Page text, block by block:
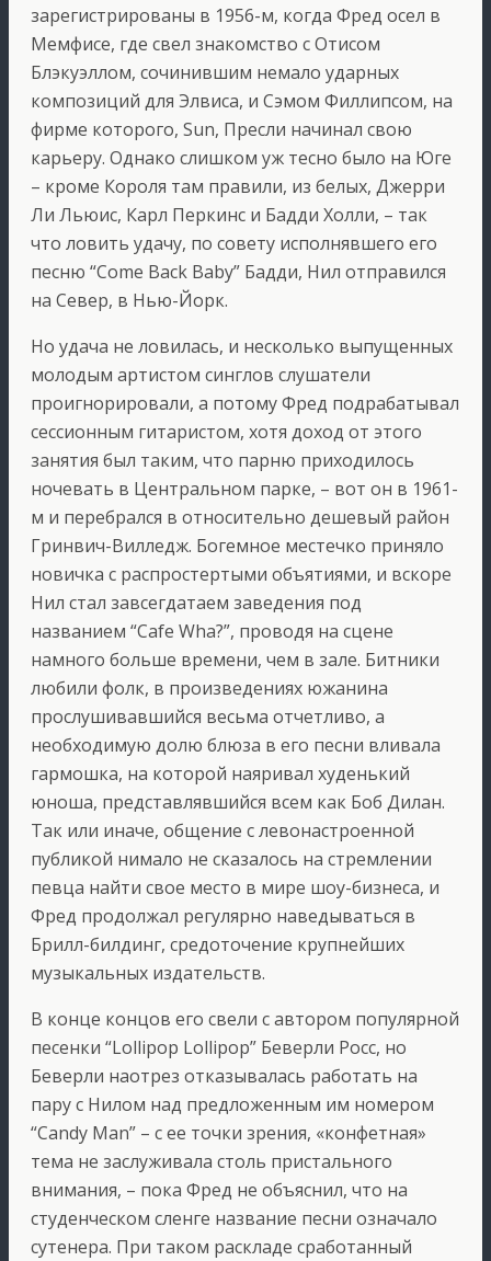
зарегистрированы в 1956-м, когда Фред осел в
Мемфисе, где свел знакомство с Отисом
Блэкуэллом, сочинившим немало ударных
композиций для Элвиса, и Сэмом Филлипсом, на
фирме которого, Sun, Пресли начинал свою
карьеру. Однако слишком уж тесно было на Юге
– кроме Короля там правили, из белых, Джерри
Ли Льюис, Карл Перкинс и Бадди Холли, – так
что ловить удачу, по совету исполнявшего его
песню “Come Back Baby” Бадди, Нил отправился
на Север, в Нью-Йорк.
Но удача не ловилась, и несколько выпущенных
молодым артистом синглов слушатели
проигнорировали, а потому Фред подрабатывал
сессионным гитаристом, хотя доход от этого
занятия был таким, что парню приходилось
ночевать в Центральном парке, – вот он в 1961-
м и перебрался в относительно дешевый район
Гринвич-Вилледж. Богемное местечко приняло
новичка с распростертыми объятиями, и вскоре
Нил стал завсегдатаем заведения под
названием “Cafe Wha?”, проводя на сцене
намного больше времени, чем в зале. Битники
любили фолк, в произведениях южанина
прослушивавшийся весьма отчетливо, а
необходимую долю блюза в его песни вливала
гармошка, на которой наяривал худенький
юноша, представлявшийся всем как Боб Дилан.
Так или иначе, общение с левонастроенной
публикой нимало не сказалось на стремлении
певца найти свое место в мире шоу-бизнеса, и
Фред продолжал регулярно наведываться в
Брилл-билдинг, средоточение крупнейших
музыкальных издательств.
В конце концов его свели с автором популярной
песенки “Lollipop Lollipop” Беверли Росс, но
Беверли наотрез отказывалась работать на
пару с Нилом над предложенным им номером
“Candy Man” – с ее точки зрения, «конфетная»
тема не заслуживала столь пристального
внимания, – пока Фред не объяснил, что на
студенческом сленге название песни означало
сутенера. При таком раскладе сработанный